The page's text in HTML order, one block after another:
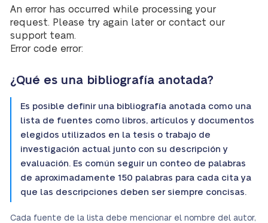
An error has occurred while processing your
request. Please try again later or contact our
support team.
Error code error:
¿Qué es una bibliografía anotada?
Es posible definir una bibliografía anotada como una
lista de fuentes como libros, artículos y documentos
elegidos utilizados en la tesis o trabajo de
investigación actual junto con su descripción y
evaluación. Es común seguir un conteo de palabras
de aproximadamente 150 palabras para cada cita ya
que las descripciones deben ser siempre concisas.
Cada fuente de la lista debe mencionar el nombre del autor,